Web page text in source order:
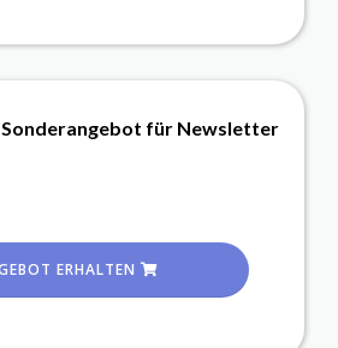
Sonderangebot für Newsletter
ERHALTEN